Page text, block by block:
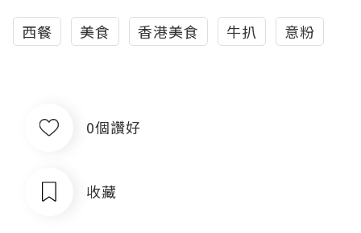
西餐 美食 香港美食 牛扒 意粉
0個讚好
收藏